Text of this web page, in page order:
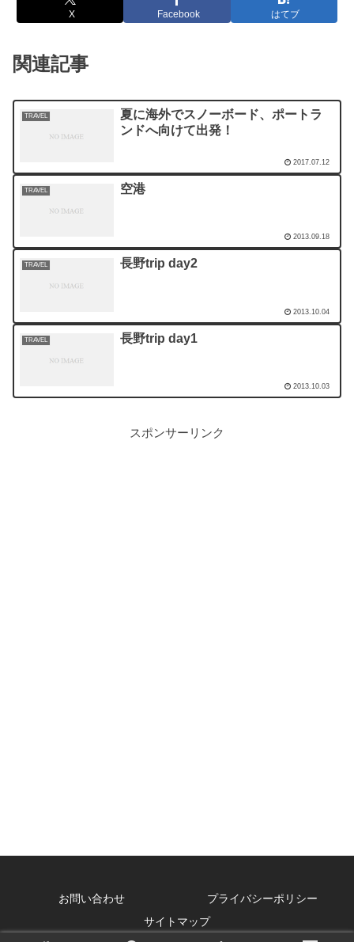
X Facebook はてブ
関連記事
TRAVEL
夏に海外でスノーボード、ポートラ
ンドへ向けて出発！
2017.07.12
TRAVEL 空港
2013.09.18
TRAVEL 長野trip day2
2013.10.04
TRAVEL 長野trip day1
2013.10.03
スポンサーリンク
お問い合わせ
プライバシーポリシー
サイトマップ